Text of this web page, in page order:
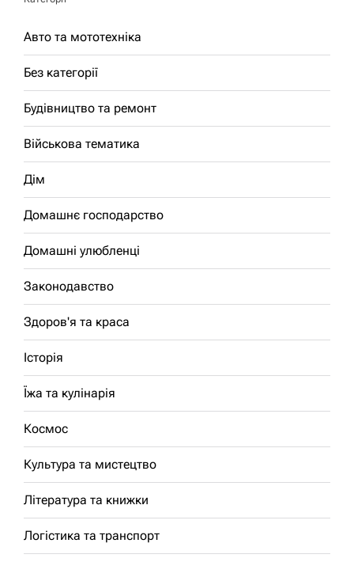
Авто та мототехніка
Без категорії
Будівництво та ремонт
Військова тематика
Дім
Домашнє господарство
Домашні улюбленці
Законодавство
Здоров'я та краса
Історія
Їжа та кулінарія
Космос
Культура та мистецтво
Література та книжки
Логістика та транспорт